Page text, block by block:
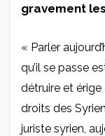
gravement
« Parler
qu’il se passe
détruire et érige
droits des
juriste syrien,